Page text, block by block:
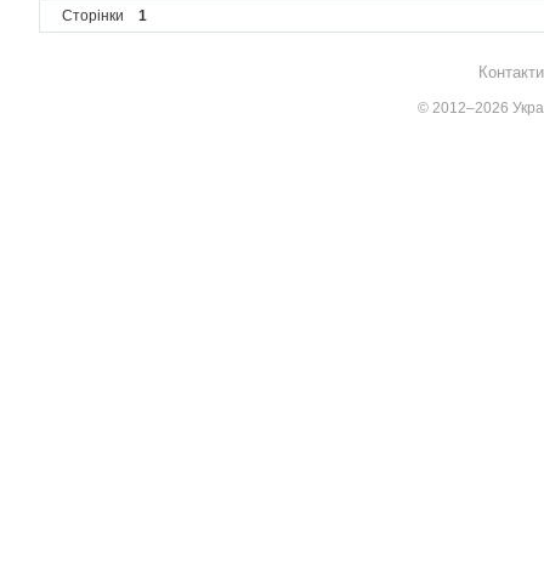
Сторінки 1
© 2012–2026